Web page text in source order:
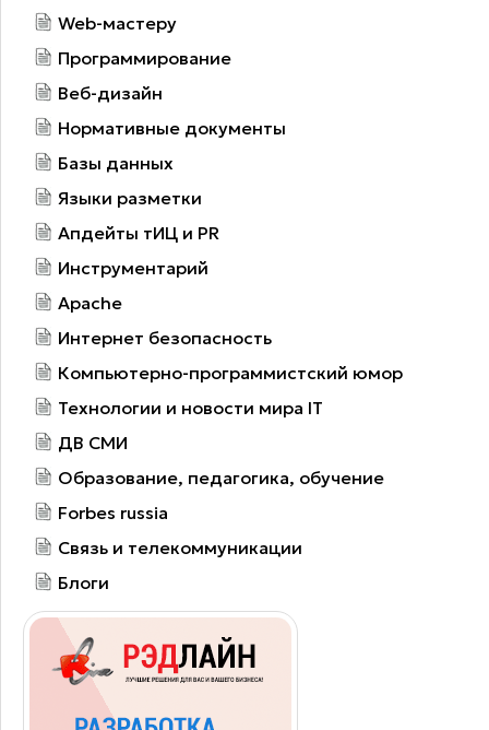
Web-мастеру
Программирование
Веб-дизайн
Нормативные документы
Базы данных
Языки разметки
Апдейты тИЦ и PR
Инструментарий
Apache
Интернет безопасность
Компьютерно-программистский юмор
Технологии и новости мира IT
ДВ СМИ
Образование, педагогика, обучение
Forbes russia
Связь и телекоммуникации
Блоги